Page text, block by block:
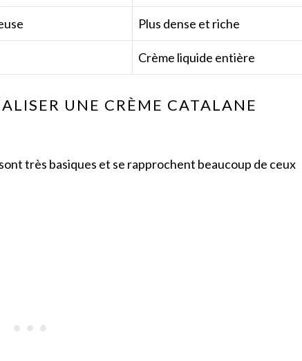
Plus dense et riche
Crème liquide entière
UNE CRÈME CATALANE
très basiques et se rapprochent beaucoup de ceux